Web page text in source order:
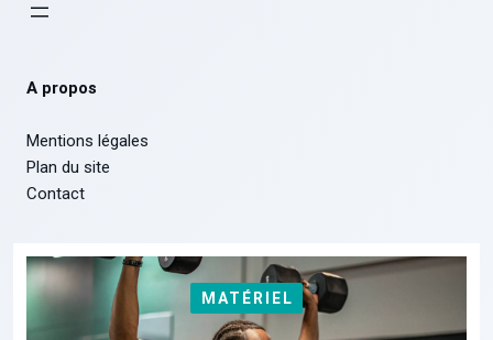
A propos
Mentions légales
Plan du site
Contact
MATÉRIEL